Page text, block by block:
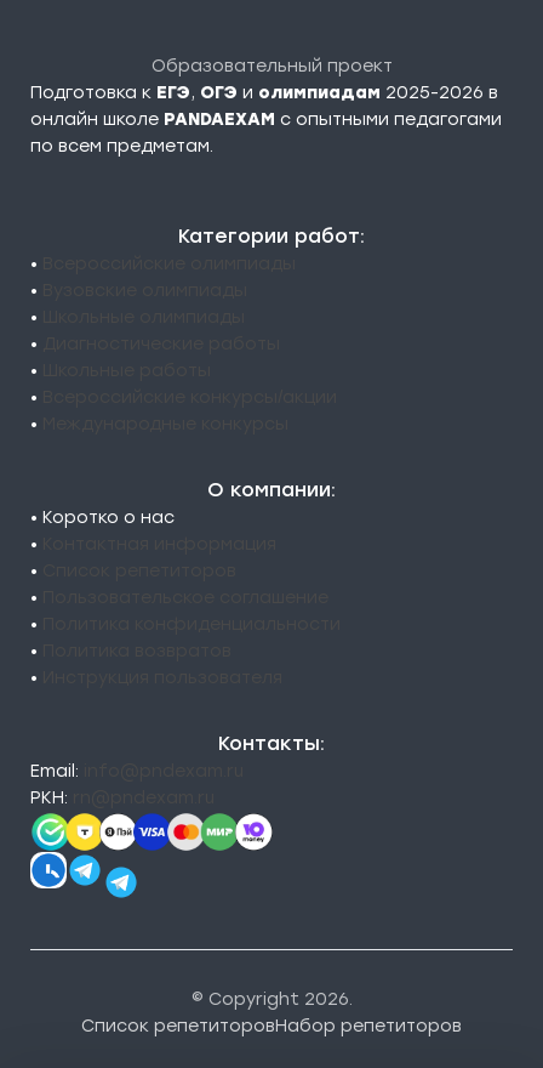
Образовательный проект
Подготовка к ЕГЭ, ОГЭ и олимпиадам 2025-2026 в
онлайн школе PANDAEXAM c опытными педагогами
по всем предметам.
Категории работ:
•
•
•
•
•
•
•
О компании:
• Коротко о нас
•
•
•
•
•
•
Контакты:
Email:
РКН:
© Copyright 2026.
Список репетиторовНабор репетиторов